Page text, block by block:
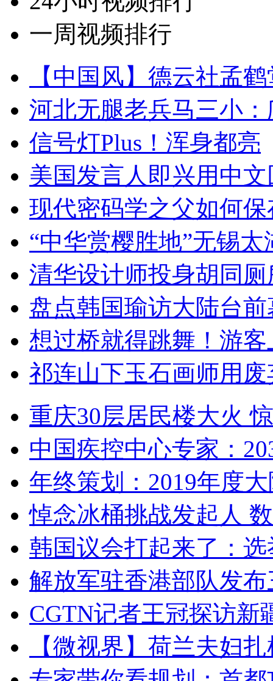
一周视频排行
【中国风】德云社孟
河北无腿老兵马三小
信号灯Plus！浑身都亮
美国发言人即兴用中
现代密码学之父如何
“中华赏樱胜地”无锡
清华设计师投身胡同
盘点韩国瑜访大陆台
想过桥就得跳舞！游客
祁连山下玉石画师用
重庆30层居民楼大火
中国疾控中心专家：
年终策划：2019年度
悼念冰桶挑战发起人
韩国议会打起来了：
解放军驻香港部队发
CGTN记者王冠探访新
【微视界】荷兰夫妇